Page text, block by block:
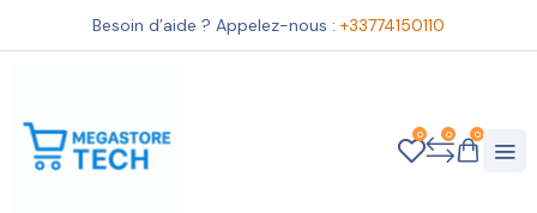
Besoin d’aide ? Appelez-nous : +33774150110
0 0 0